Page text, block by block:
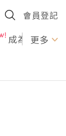
會員登記
成為U更多